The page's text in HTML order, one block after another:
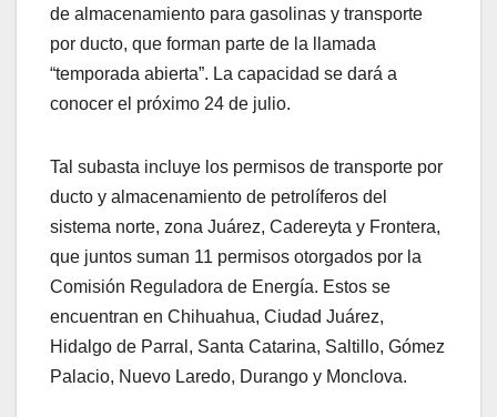
de almacenamiento para gasolinas y transporte
por ducto, que forman parte de la llamada
“temporada abierta”. La capacidad se dará a
conocer el próximo 24 de julio.
Tal subasta incluye los permisos de transporte por
ducto y almacenamiento de petrolíferos del
sistema norte, zona Juárez, Cadereyta y Frontera,
que juntos suman 11 permisos otorgados por la
Comisión Reguladora de Energía. Estos se
encuentran en Chihuahua, Ciudad Juárez,
Hidalgo de Parral, Santa Catarina, Saltillo, Gómez
Palacio, Nuevo Laredo, Durango y Monclova.